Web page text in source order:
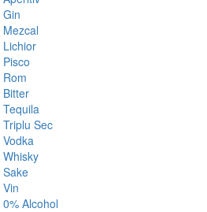
Gin
Mezcal
Lichior
Pisco
Rom
Bitter
Tequila
Triplu Sec
Vodka
Whisky
Sake
Vin
0% Alcohol